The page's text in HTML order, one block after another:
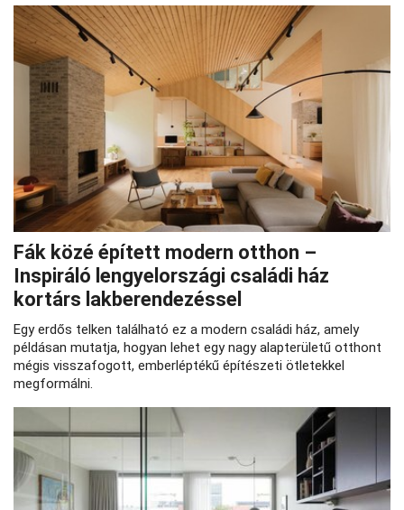
Fák közé épített modern otthon –
Inspiráló lengyelországi családi ház
kortárs lakberendezéssel
Egy erdős telken található ez a modern családi ház, amely
példásan mutatja, hogyan lehet egy nagy alapterületű otthont
mégis visszafogott, emberléptékű építészeti ötletekkel
megformálni.